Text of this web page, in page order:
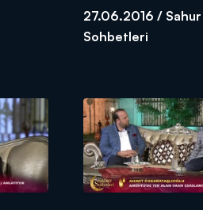
27.06.2016 / Sahur
Sohbetleri